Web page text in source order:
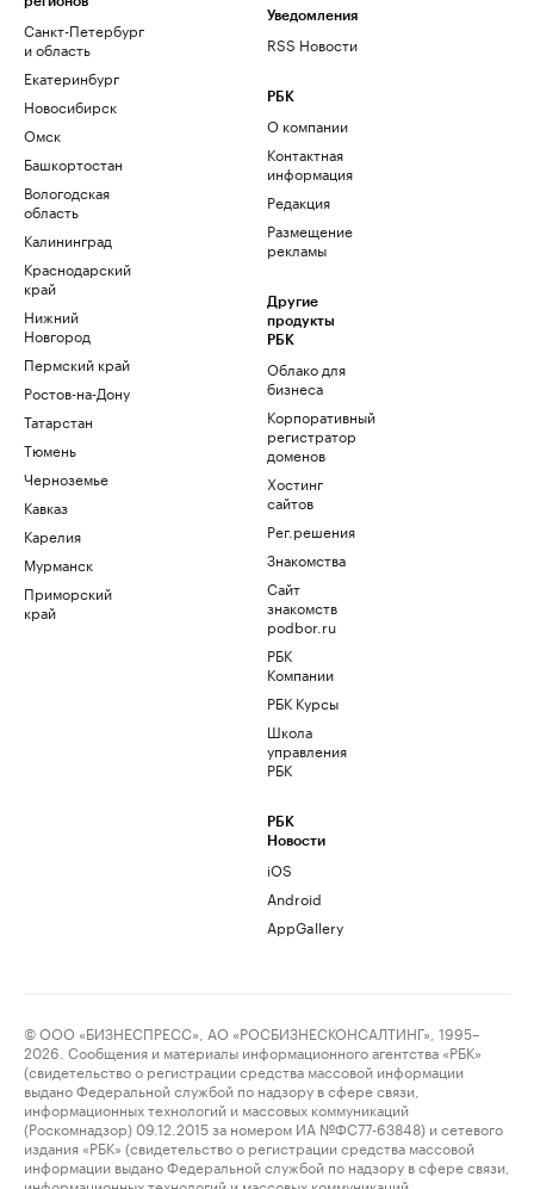
Санкт-Петербург
и область
Екатеринбург
Новосибирск
Омск
Башкортостан
Вологодская
область
Калининград
Краснодарский
край
Нижний
Новгород
Пермский край
Ростов-на-Дону
Татарстан
Тюмень
Черноземье
Кавказ
Карелия
Мурманск
Приморский
край
Уведомления
RSS Новости
РБК
О компании
Контактная
информация
Редакция
Размещение
рекламы
Другие
продукты
РБК
Облако для
бизнеса
Корпоративный
регистратор
доменов
Хостинг
сайтов
Рег.решения
Знакомства
Сайт
знакомств
podbor.ru
РБК
Компании
РБК Курсы
Школа
управления
РБК
РБК
Новости
iOS
Android
AppGallery
© ООО «БИЗНЕСПРЕСС», АО «РОСБИЗНЕСКОНСАЛТИНГ», 1995–
2026. Сообщения и материалы информационного агентства «РБК»
(свидетельство о регистрации средства массовой информации
выдано Федеральной службой по надзору в сфере связи,
информационных технологий и массовых коммуникаций
(Роскомнадзор) 09.12.2015 за номером ИА №ФС77-63848) и сетевого
издания «РБК» (свидетельство о регистрации средства массовой
информации выдано Федеральной службой по надзору в сфере связи,